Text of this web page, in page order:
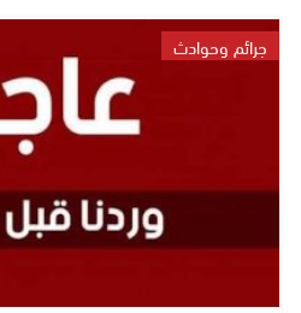
جرائم وحوادث